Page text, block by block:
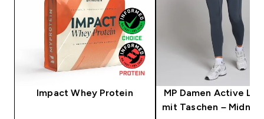
Impact Whey Protein
MP Damen Active
mit Taschen –